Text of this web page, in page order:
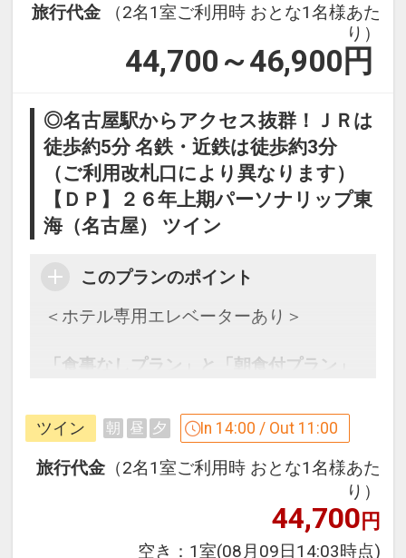
旅行代金
（2名1室ご利用時 おとな1名様あた
り）
44,700～46,900 円
◎名古屋駅からアクセス抜群！ＪＲは
徒歩約5分 名鉄・近鉄は徒歩約3分
（ご利用改札口により異なります）
【ＤＰ】２６年上期パーソナリップ東
海（名古屋） ツイン
このプランのポイント
＜ホテル専用エレベーターあり＞
「食事なしプラン」と「朝食付プラン」
●「食事なしプラン」と「朝食付プラ
ン」を掲載しています。
※ご覧のページがどちらかを【食事条
の項目でご確認のうえ、予約にお進
ツイン 朝 昼 夕 In 14:00 / Out 11:00
旅行代金 （2名1室ご利用時 おとな1名様あた
り）
44,700円
空き： 1室(08月09日14:03時点)